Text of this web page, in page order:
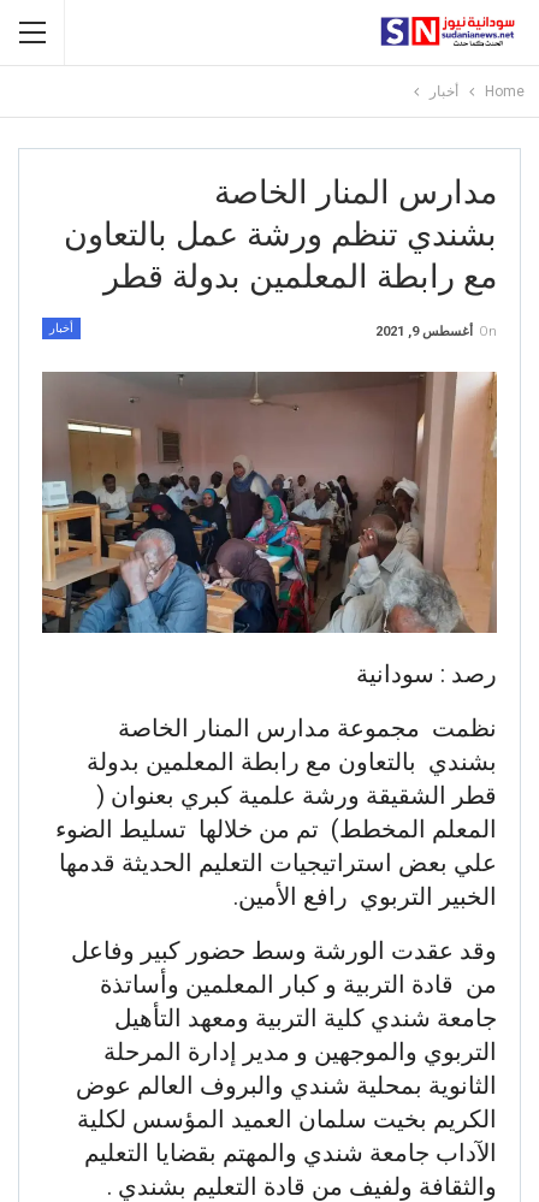
Home أخبار
مدارس المنار الخاصة
بشندي تنظم ورشة عمل بالتعاون
مع رابطة المعلمين بدولة قطر
أخبار On أغسطس 9, 2021
رصد : سودانية
نظمت مجموعة مدارس المنار الخاصة
بشندي بالتعاون مع رابطة المعلمين بدولة
قطر الشقيقة ورشة علمية كبري بعنوان (
المعلم المخطط) تم من خلالها تسليط الضوء
علي بعض استراتيجيات التعليم الحديثة قدمها
الخبير التربوي رافع الأمين.
وقد عقدت الورشة وسط حضور كبير وفاعل
من قادة التربية و كبار المعلمين وأساتذة
جامعة شندي كلية التربية ومعهد التأهيل
التربوي والموجهين و مدير إدارة المرحلة
الثانوية بمحلية شندي والبروف العالم عوض
الكريم بخيت سلمان العميد المؤسس لكلية
الآداب جامعة شندي والمهتم بقضايا التعليم
والثقافة ولفيف من قادة التعليم بشندي .